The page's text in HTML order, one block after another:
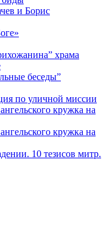
и Борис
храма
беседы”
по уличной миссии
кружка на
кружка на
10 тезисов митр.